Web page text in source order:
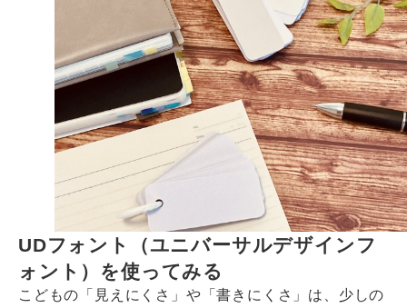
UDフォント（ユニバーサルデザインフ
ォント）を使ってみる
こどもの「見えにくさ」や「書きにくさ」は、少しの